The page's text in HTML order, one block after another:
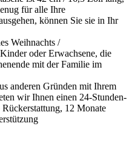
für alle Ihre
können Sie sie in Ihr
Weihnachts /
oder Erwachsene, die
mit der Familie im
anderen Gründen mit Ihrem
wir Ihnen einen 24-Stunden-
12 Monate